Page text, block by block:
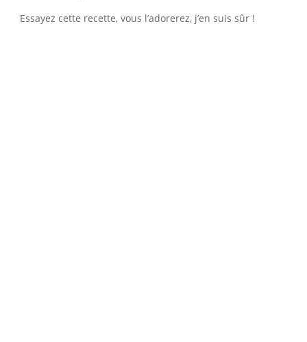
Essayez cette recette, vous l’adorerez, j’en suis sûr !